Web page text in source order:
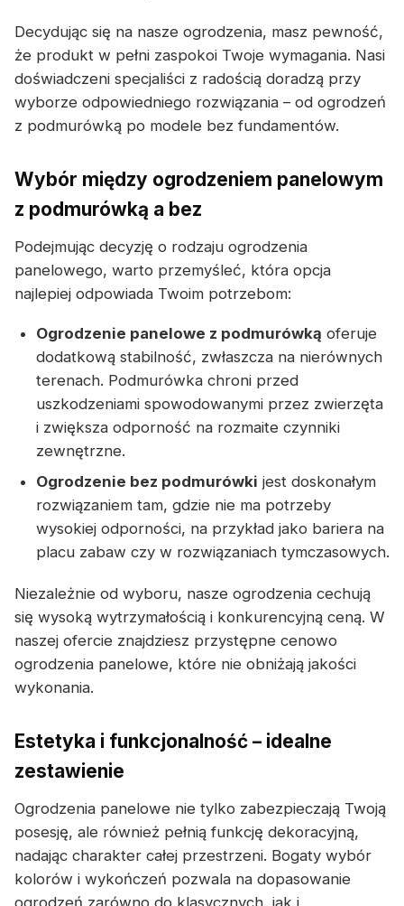
Decydując się na nasze ogrodzenia, masz pewność,
że produkt w pełni zaspokoi Twoje wymagania. Nasi
doświadczeni specjaliści z radością doradzą przy
wyborze odpowiedniego rozwiązania – od ogrodzeń
z podmurówką po modele bez fundamentów.
Wybór między ogrodzeniem panelowym
z podmurówką a bez
Podejmując decyzję o rodzaju ogrodzenia
panelowego, warto przemyśleć, która opcja
najlepiej odpowiada Twoim potrzebom:
Ogrodzenie panelowe z podmurówką oferuje
dodatkową stabilność, zwłaszcza na nierównych
terenach. Podmurówka chroni przed
uszkodzeniami spowodowanymi przez zwierzęta
i zwiększa odporność na rozmaite czynniki
zewnętrzne.
Ogrodzenie bez podmurówki jest doskonałym
rozwiązaniem tam, gdzie nie ma potrzeby
wysokiej odporności, na przykład jako bariera na
placu zabaw czy w rozwiązaniach tymczasowych.
Niezależnie od wyboru, nasze ogrodzenia cechują
się wysoką wytrzymałością i konkurencyjną ceną. W
naszej ofercie znajdziesz przystępne cenowo
ogrodzenia panelowe, które nie obniżają jakości
wykonania.
Estetyka i funkcjonalność – idealne
zestawienie
Ogrodzenia panelowe nie tylko zabezpieczają Twoją
posesję, ale również pełnią funkcję dekoracyjną,
nadając charakter całej przestrzeni. Bogaty wybór
kolorów i wykończeń pozwala na dopasowanie
ogrodzeń zarówno do klasycznych, jak i